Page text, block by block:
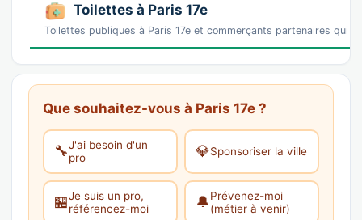
Toilettes à Paris 17e
Toilettes publiques à Paris 17e et commerçants partenaires qui
Que souhaitez-vous à Paris 17e ?
🔧J'ai besoin d'un
pro
💎Sponsoriser la ville
🏪Je suis un pro,
référencez-moi
🔔Prévenez-moi
(métier à venir)